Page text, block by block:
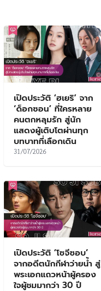
เปิดประวัติ ‘ฮเยริ’ จาก
‘ด็อกซอน’ ที่ใครหลาย
คนตกหลุมรัก สู่นัก
แสดงผู้เติบโตผ่านทุก
บทบาทที่เลือกเดิน
31/07/2026
เปิดประวัติ ‘โซจีซอบ’
จากอดีตนักกีฬาว่ายน้ำ สู่
พระเอกแถวหน้าผู้ครอง
ใจผู้ชมมากว่า 30 ปี